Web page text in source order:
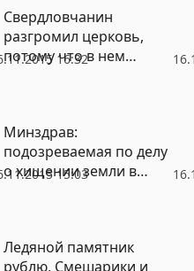
16:32
Свердловчанин
разгромил церковь,
потому что в нем
15:03
Минздрав:
подозреваемая по делу
о хищении земли в
Ледяной памятник
рублю, Смешарики и